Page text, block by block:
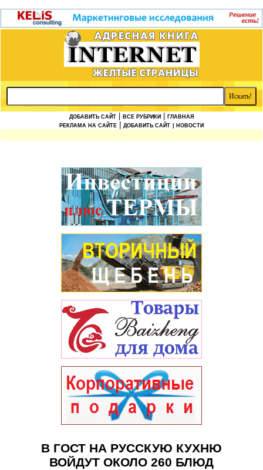
ДОБАВИТЬ САЙТ ВСЕ РУБРИКИ
ГЛАВНАЯ
РЕКЛАМА НА САЙТЕ
ДОБАВИТЬ САЙТ | НОВОСТИ
В ГОСТ НА РУССКУЮ КУХНЮ
ВОЙДУТ ОКОЛО 260 БЛЮД